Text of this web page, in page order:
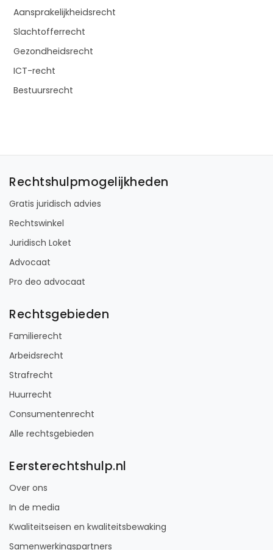
Aansprakelijkheidsrecht
Slachtofferrecht
Gezondheidsrecht
ICT-recht
Bestuursrecht
Rechtshulpmogelijkheden
Gratis juridisch advies
Rechtswinkel
Juridisch Loket
Advocaat
Pro deo advocaat
Rechtsgebieden
Familierecht
Arbeidsrecht
Strafrecht
Huurrecht
Consumentenrecht
Alle rechtsgebieden
Eersterechtshulp.nl
Over ons
In de media
Kwaliteitseisen en kwaliteitsbewaking
Samenwerkingspartners